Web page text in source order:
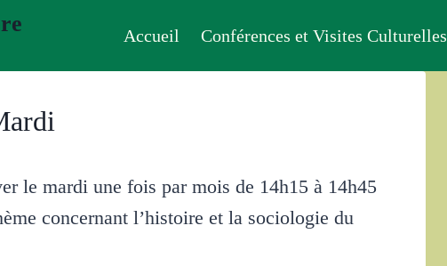
Accueil Conférences et Visites Culturelles
le mardi une fois par mois de 14h15 à 14h45
concernant l’histoire et la sociologie du